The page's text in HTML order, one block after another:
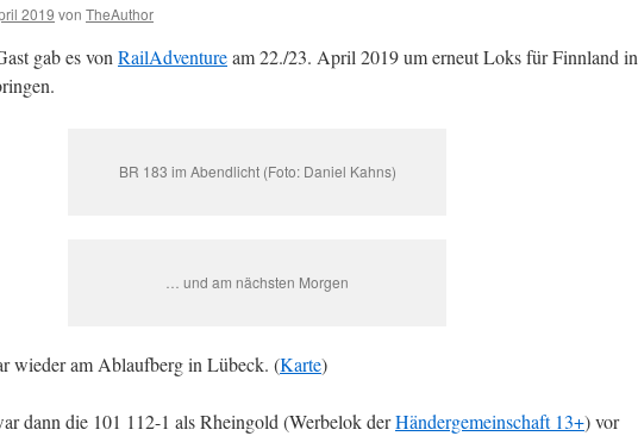
2019 von TheAuthor
gab es von RailAdventuream 22./23. April 2019 um erneut Loks für Finnland in
BR 183 im Abendlicht (Foto: Daniel Kahns)
… und am nächsten Morgen
wieder am Ablaufberg in Lübeck. (Karte)
dann die 101 112-1 als Rheingold (Werbelok derHändergemeinschaft 13+) vor